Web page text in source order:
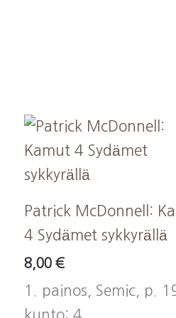
Patrick McDonnell:
4 Sydämet sykkyrällä
8,00 €
1. painos, Semic, p.
kunto: 4